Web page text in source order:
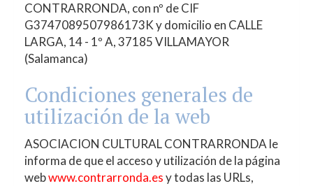
CONTRARRONDA, con nº de CIF
G3747089507986173Ky domicilio en CALLE
LARGA, 14 - 1º A,37185VILLAMAYOR
(Salamanca)
Condiciones generales de
utilización de la web
ASOCIACION CULTURAL CONTRARRONDA le
informa de que el acceso y utilización de la página
webwww.contrarronda.esy todas las URLs,